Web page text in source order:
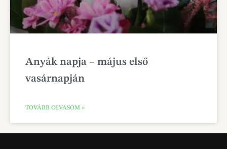
Anyák napja – május első
vasárnapján
TOVÁBB OLVASOM »